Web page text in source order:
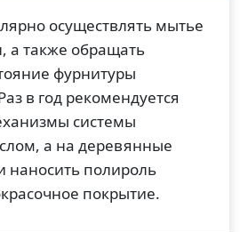
осуществлять мытье
а также обращать
фурнитуры
в год рекомендуется
системы
а на деревянные
наносить полироль
покрытие.